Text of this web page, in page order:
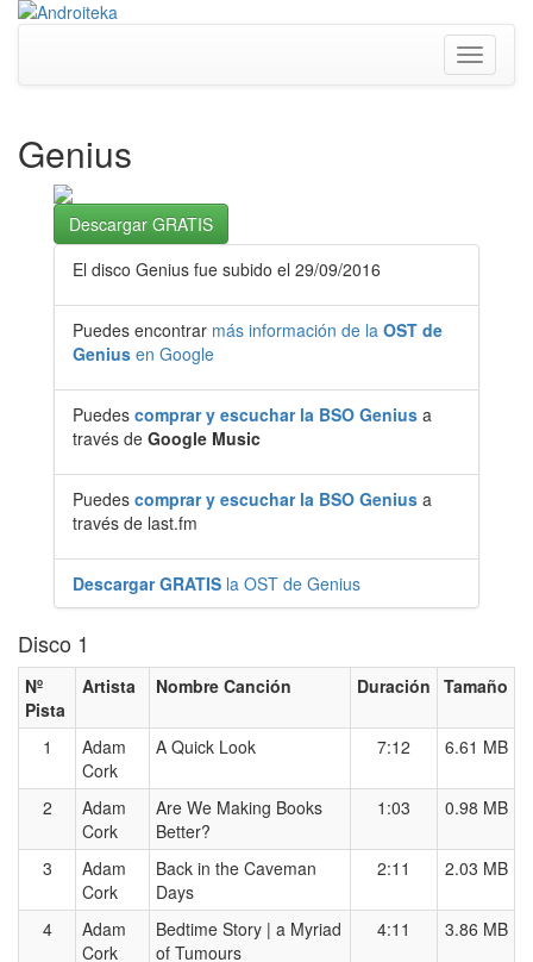
Toggle
Genius
Descargar GRATIS
El disco Genius fue subido el 29/09/2016
Puedes encontrar más información de la OST de
Genius en Google
Puedes comprar y escuchar la BSO Genius a
través de Google Music
Puedes comprar y escuchar la BSO Genius a
través de last.fm
Descargar GRATIS la OST de Genius
Disco 1
Nº
Pista
Artista Nombre Canción Duración Tamaño
1
Adam
Cork
A Quick Look 7:12 6.61 MB
2
Adam
Cork
Are We Making Books
Better?
1:03 0.98 MB
3
Adam
Cork
Back in the Caveman
Days
2:11 2.03 MB
4
Adam
Cork
Bedtime Story | a Myriad
of Tumours
4:11 3.86 MB